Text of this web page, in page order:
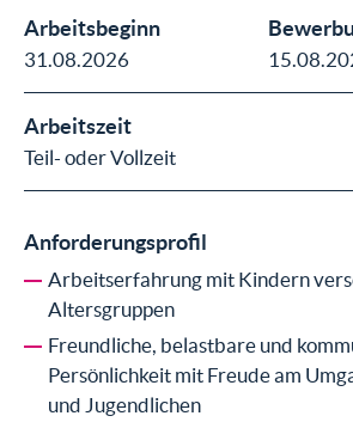
Arbeitsbeginn
31.08.2026
Arbeitszeit
Teil- oder Vollzeit
Anforderungsprofil
Arbeitserfahrung mit Kindern
Altersgruppen
Freundliche, belastbare und
Persönlichkeit mit Freude am
und Jugendlichen